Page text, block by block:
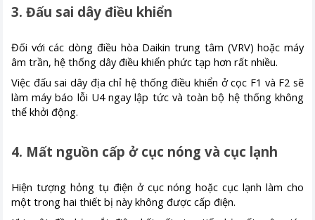
3. Đấu sai dây điều khiển
Đối với các dòng điều hòa Daikin trung tâm (VRV) hoặc máy
âm trần, hệ thống dây điều khiển phức tạp hơn rất nhiều.
Việc đấu sai dây địa chỉ hệ thống điều khiển ở cọc F1 và F2 sẽ
làm máy báo lỗi U4 ngay lập tức và toàn bộ hệ thống không
thể khởi động.
4. Mất nguồn cấp ở cục nóng và cục lạnh
Hiện tượng hỏng tụ điện ở cục nóng hoặc cục lạnh làm cho
một trong hai thiết bị này không được cấp điện.